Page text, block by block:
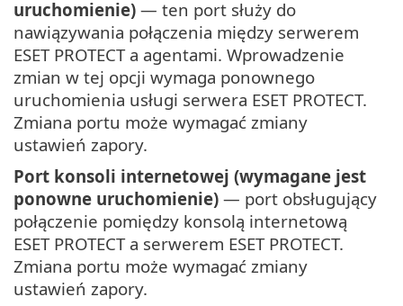
uruchomienie) — ten port służy do
nawiązywania połączenia między serwerem
ESET PROTECT a agentami. Wprowadzenie
zmian w tej opcji wymaga ponownego
uruchomienia usługi serwera ESET PROTECT.
Zmiana portu może wymagać zmiany
ustawień zapory.
Port konsoli internetowej (wymagane jest
ponowne uruchomienie) — port obsługujący
połączenie pomiędzy konsolą internetową
ESET PROTECT a serwerem ESET PROTECT.
Zmiana portu może wymagać zmiany
ustawień zapory.